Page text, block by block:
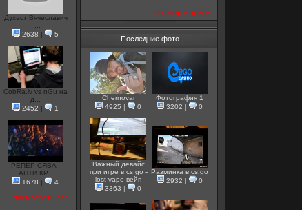
Духаст Вячеславич
- ...
2638 | 5
CobRa.lv vs nGu на
д...
2452 | 1
РЕПЕР СЯВА -
АНТИ КР...
1678 | 4
посмотреть все
посмотреть все
Последние фото
Chernovar
4925 | 0
Фотография 1
3202 | 0
Важный девайс
при игре в cs:go -
lost vape вейп
3363 | 0
Разминка в cs:go
2932 | 0